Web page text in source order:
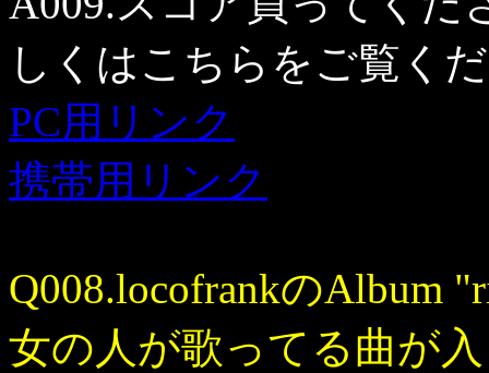
しくはこちらをご覧く
PC用リンク
携帯用リンク
Q008.locofrankのAlbum
女の人が歌ってる曲が